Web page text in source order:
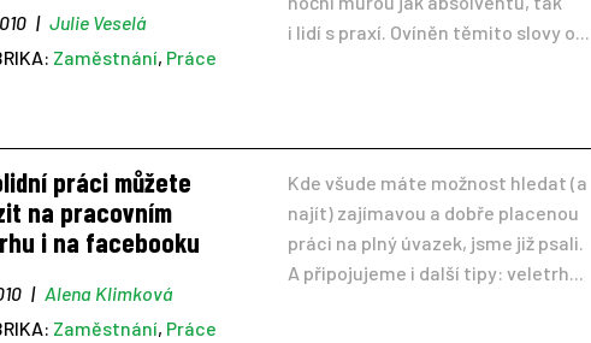
| Julie Veselá
Zaměstnání, Práce
i lidí s praxí. Ovíněn těmito slovy o...
práci můžete
na pracovním
i na facebooku
| Alena Klimková
Zaměstnání, Práce
Kde všude máte možnost hledat (a
najít) zajímavou a dobře placenou
práci na plný úvazek, jsme již psali.
A připojujeme i další tipy: veletrh...